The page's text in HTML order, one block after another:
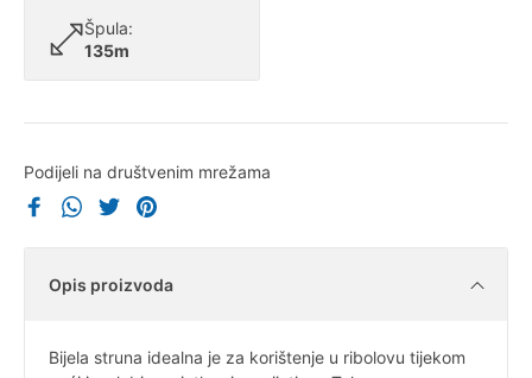
Špula:
135m
Podijeli na društvenim mrežama
Opis proizvoda
Bijela struna idealna je za korištenje u ribolovu tijekom